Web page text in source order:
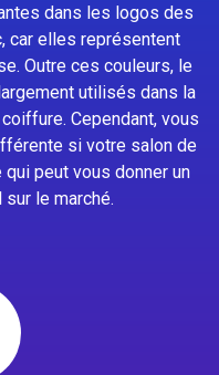
dans les logos des
car elles représentent
Outre ces couleurs, le
utilisés dans la
Cependant, vous
si votre salon de
peut vous donner un
le marché.